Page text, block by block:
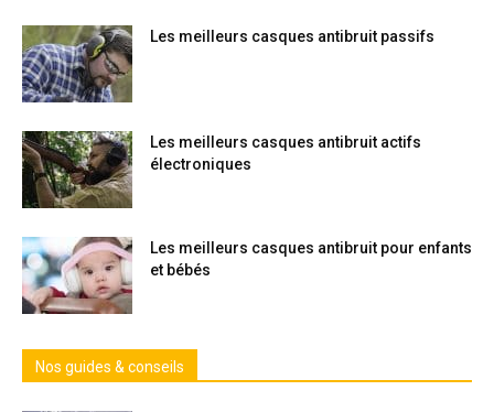
Les meilleurs casques antibruit passifs
Les meilleurs casques antibruit actifs
électroniques
Les meilleurs casques antibruit pour enfants
et bébés
Nos guides & conseils